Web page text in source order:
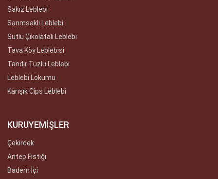
Sakız Leblebi
Sarımsaklı Leblebi
Sütlü Çikolatalı Leblebi
Tava Köy Leblebisi
Tandır Tuzlu Leblebi
Leblebi Lokumu
Karışık Cips Leblebi
KURUYEMİŞLER
Çekirdek
Antep Fıstığı
Badem İçi